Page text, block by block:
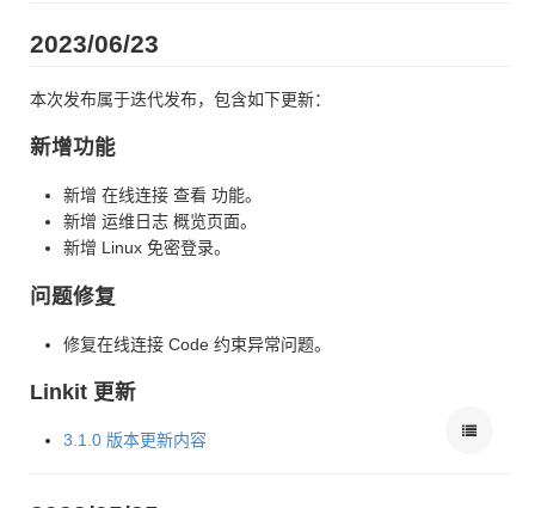
2023/06/23
本次发布属于迭代发布，包含如下更新：
新增功能
新增 在线连接 查看 功能。
新增 运维日志 概览页面。
新增 Linux 免密登录。
问题修复
修复在线连接 Code 约束异常问题。
Linkit 更新
3.1.0 版本更新内容